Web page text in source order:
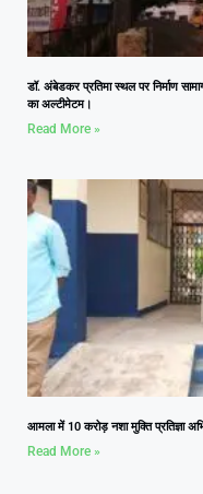
डॉ. अंबेडकर प्रतिमा स्थल पर निर्माण
का अल्टीमेटम।
Read More »
आमला में 10 करोड़ नशा मुक्ति प्रतिज्ञा
Read More »